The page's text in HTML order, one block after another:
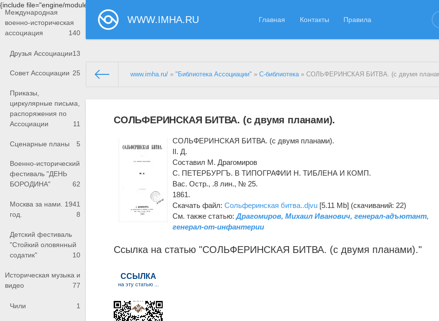
{include file="engine/modules/saperu/head.php"}
WWW.IMHA.RU Главная Контакты Правила
Международная
военно-историческая
ассоциация
140
Друзья Ассоциации13
Совет Ассоциации 25
Приказы,
циркулярные письма,
распоряжения по
Ассоциации
11
Сценарные планы 5
Военно-исторический
фестиваль "ДЕНЬ
БОРОДИНА"
62
Москва за нами. 1941
год.
8
Детский фестиваль
"Стойкий оловянный
содатик"
10
Историческая музыка и
видео
77
Чили 1
www.imha.ru/ »"Библиотека Ассоциации" »С-библиотека» СОЛЬФЕРИНСКАЯ БИТВА. (с двумя
СОЛЬФЕРИНСКАЯ БИТВА. (с двумя планами).
СОЛЬФЕРИНСКАЯ БИТВА. (с двумя планами).
II. Д.
Составил М. Драгомиров
С. ПЕТЕРБУРГЪ. В ТИПОГРАФИИ Н. ТИБЛЕНА И КОМП.
Вас. Остр., .8 лин., № 25.
1861.
Скачать файл:Сольферинская битва..djvu [5.11 Mb] (cкачиваний: 22)
См. также статью:Драгомиров, Михаил Иванович, генерал-адъютант,
генерал-от-инфантерии
Ссылка на статью "СОЛЬФЕРИНСКАЯ БИТВА. (с двумя планами)."